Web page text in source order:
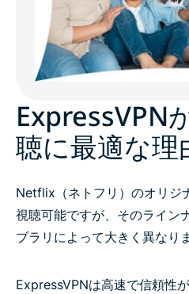
Netflix対応VPNの選び方
ExpressVPNと他のVPNとの
VPNで日本や海外から
自分のNetflixライブラリに
ExpressVPN
聴に最適な理
Netflix（ネトフリ）のオリジ
視聴可能ですが、そのライン
ブラリによって大きく異なり
ExpressVPNは高速で信頼性